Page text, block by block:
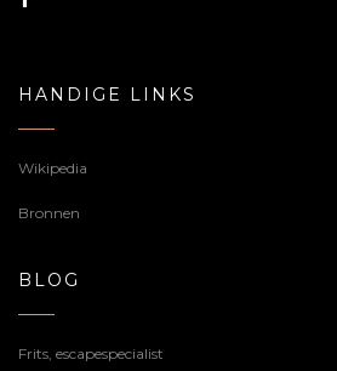
HANDIGE LINKS
Wikipedia
Bronnen
BLOG
Frits, escapespecialist